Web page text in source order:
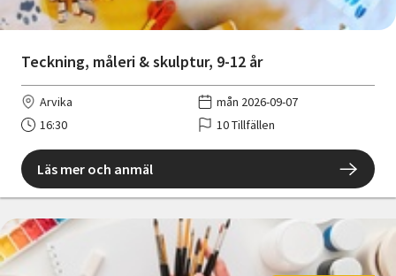
Teckning, måleri & skulptur, 9-12 år
Arvika
mån 2026-09-07
16:30
10 Tillfällen
Läs mer och anmäl